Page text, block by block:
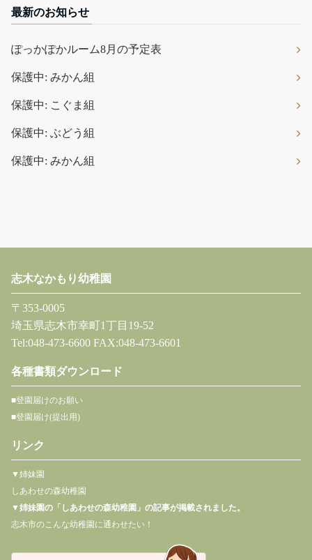
最新のお知らせ
ぽっかぽかルーム8月の予定表
保護中: みかん組
保護中: こぐま組
保護中: ぶどう組
保護中: みかん組
志木なかもり幼稚園
〒353-0005
埼玉県志木市幸町1丁目19-52
Tel:048-473-6600 FAX:048-473-6601
各種書類ダウンロード
■登園届けのお願い
■登園届け(提出用)
リンク
▼姉妹園
しあわせの森幼稚園
▼姉妹園の「しあわせの森幼稚園」の記事が掲載されました。
志木市のこんな幼稚園に通わせたい！